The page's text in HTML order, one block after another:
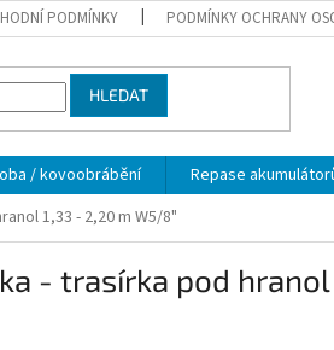
PODMÍNKY PODMÍNKY OCHRANY
HLEDAT
/ kovoobrábění
Repase
1,33 - 2,20 m W5/8"
- trasírka pod